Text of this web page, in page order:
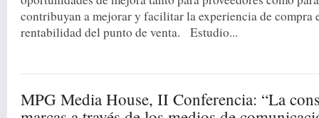
contribuyan a mejorar y facilitar la experiencia de compra
rentabilidad del punto de venta. Estudio...
MPG Media House, II Conferencia: “La